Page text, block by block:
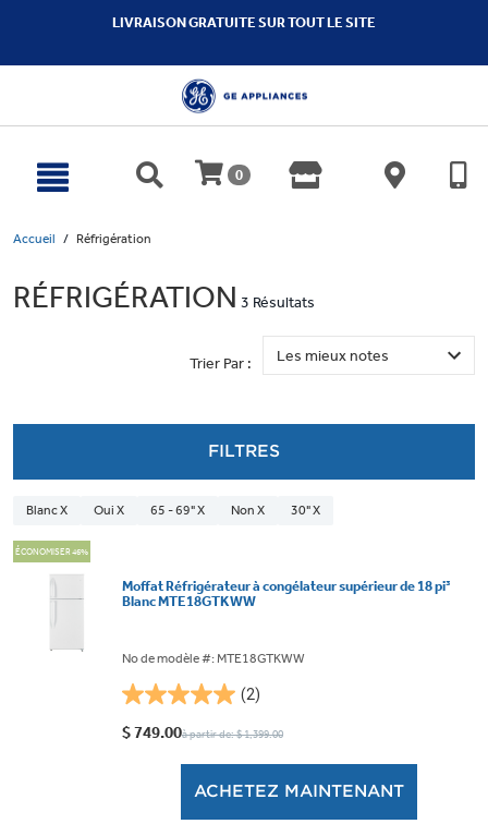
LIVRAISON GRATUITE SUR TOUT LE SITE
0
Accueil Réfrigération
RÉFRIGÉRATION 3 Résultats
Trier Par :
FILTRES
Blanc X Oui X 65 - 69" X Non X 30" X
ÉCONOMISER 46%
Moffat Réfrigérateur à congélateur supérieur de 18 pi³
Blanc MTE18GTKWW
No de modèle #: MTE18GTKWW
(2)
5.0
étoile(s)
$ 749.00à partir de: $ 1,399.00
ACHETEZ MAINTENANT